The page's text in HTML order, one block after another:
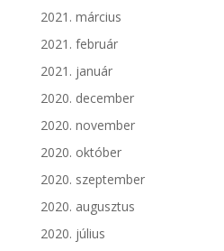
2021. március
2021. február
2021. január
2020. december
2020. november
2020. október
2020. szeptember
2020. augusztus
2020. július